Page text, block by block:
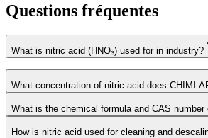
Questions fréquentes
What is nitric acid (HNO₃) used for in industry?
What concentration of nitric acid does CHIMI
What is the chemical formula and CAS
How is nitric acid used for cleaning and